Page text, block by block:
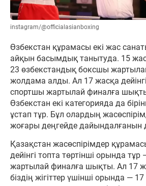
instagram/@officialasianboxing
Өзбекстан құрамасы екі жас
айқын басымдық танытуда. 15
23 өзбекстандық боксшы
жолдама алды. Ал 17 жасқа
спортшы жартылай финалға
Өзбекстан екі категорияда да
ұстап тұр. Бұл олардың
жоғары деңгейде дайындалғанын
Қазақстан жасөспірімдер
дейінгі топта төртінші орында
жартылай финалға шықты. Ал 17
біздің жігіттер үшінші орында —